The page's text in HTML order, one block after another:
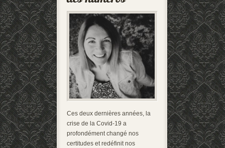
Ces deux dernières années, la
crise de la Covid-19 a
profondément changé nos
certitudes et redéfinit nos